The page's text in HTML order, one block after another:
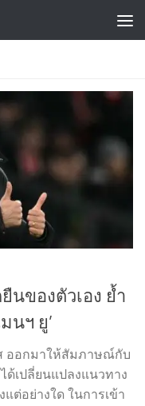
นของตัวเอง ย้ำ
นฯ ยู’
ออกมาให้สัมภาษณ์กับ
ด้เปลี่ยนแปลงแนวทาง
ต่อย่างใด ในการเข้า